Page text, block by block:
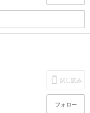
試し読み
フォロー